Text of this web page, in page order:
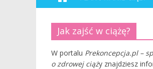
Jak zajść w ciążę?
W portalu Prekoncepcja.pl –
o zdrowej ciąży znajdziesz